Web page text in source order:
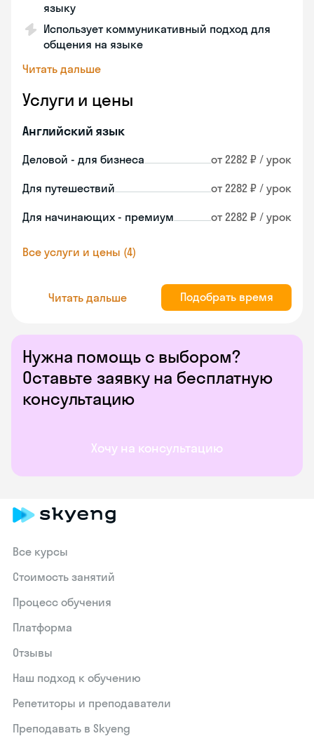
Нужна помощь с выбором?
Оставьте заявку на бесплатную
консультацию
Хочу на консультацию
языку
Использует коммуникативный подход для
общения на языке
Читать дальше
Услуги и цены
Английский язык
Деловой - для бизнеса от 2282 ₽ / урок
Для путешествий от 2282 ₽ / урок
Для начинающих - премиум от 2282 ₽ / урок
Все услуги и цены (4)
Читать дальше Подобрать время
Все курсы
Стоимость занятий
Процесс обучения
Платформа
Отзывы
Наш подход к обучению
Репетиторы и преподаватели
Преподавать в Skyeng